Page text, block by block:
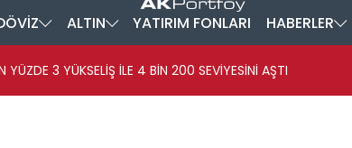
ALTIN YATIRIM FONLARI HABERLER
YÜZDE 3 YÜKSELİŞ İLE 4 BİN 200 SEVİYESİNİ AŞTI